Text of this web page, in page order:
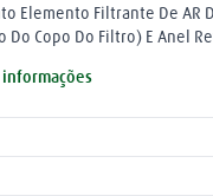
Elemento Filtrante De
Do Copo Do Filtro) E Anel